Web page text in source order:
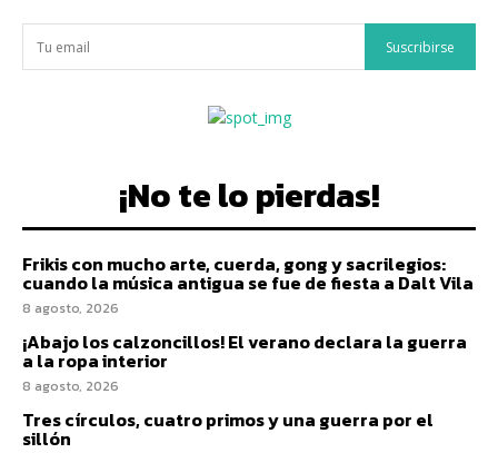
Suscribirse
¡No te lo pierdas!
Frikis con mucho arte, cuerda, gong y sacrilegios:
cuando la música antigua se fue de fiesta a Dalt Vila
8 agosto, 2026
¡Abajo los calzoncillos! El verano declara la guerra
a la ropa interior
8 agosto, 2026
Tres círculos, cuatro primos y una guerra por el
sillón